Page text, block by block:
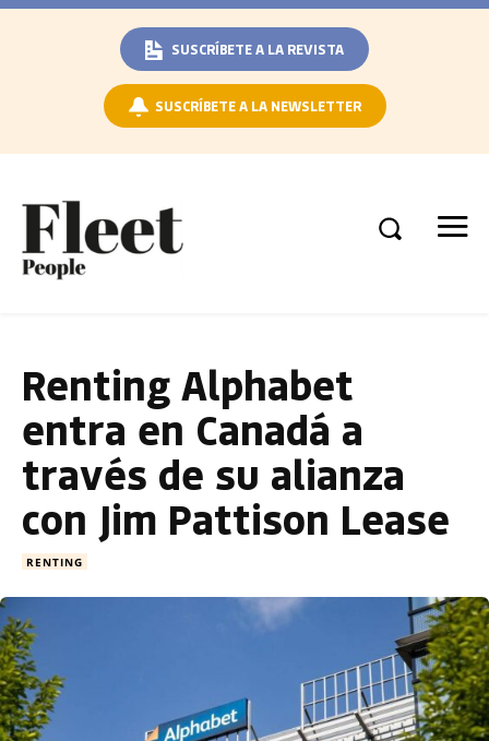
SUSCRÍBETE A LA REVISTA
SUSCRÍBETE A LA NEWSLETTER
Renting Alphabet
entra en Canadá a
través de su alianza
con Jim Pattison Lease
RENTING